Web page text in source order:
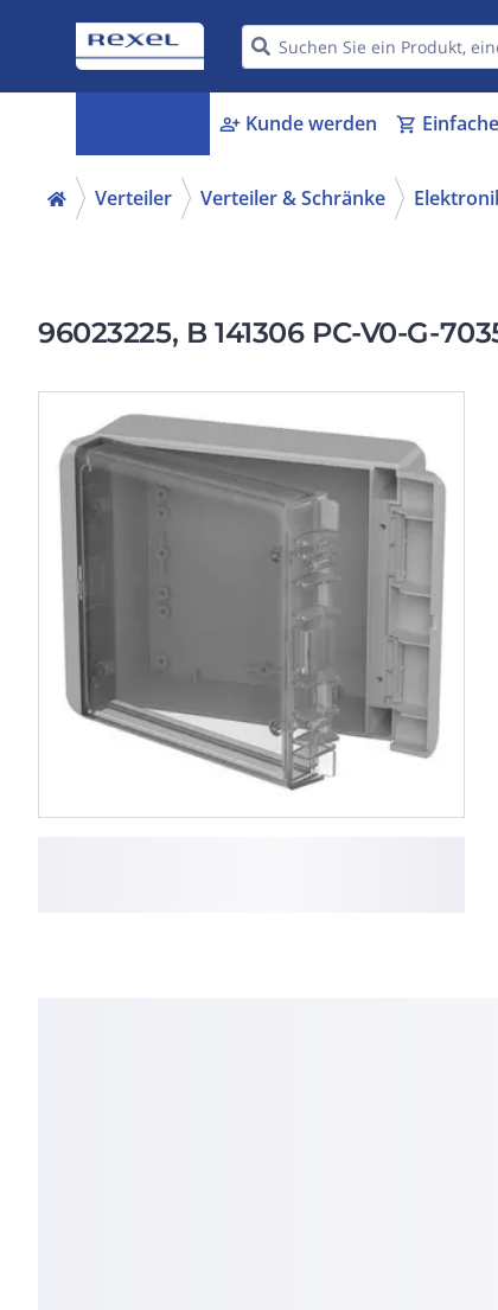
person_add Kunde werden shopping_cart
Verteiler Verteiler & Schränke
96023225, B 141306 PC-V0-G-